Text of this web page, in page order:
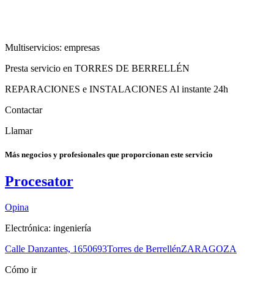
Multiservicios: empresas
Presta servicio en TORRES DE BERRELLÉN
REPARACIONES e INSTALACIONES Al instante 24h
Contactar
Llamar
Más negocios y profesionales que proporcionan este servicio
Procesator
Opina
Electrónica: ingeniería
Calle Danzantes, 1650693Torres de BerrellénZARAGOZA
Cómo ir